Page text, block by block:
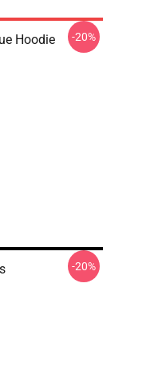
Hoodie -20%
-20%